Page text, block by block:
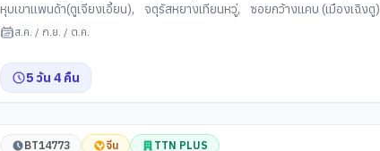
หุบเขาแพนด้า(ตูเจียงเอี้ยน), จตุรัสหยางเทียนหวู่, ซอยกว้างแคบ (เมืองเฉิงตู)
ฟี่ ตูเจียงเยี่ยน , ห้าง SKP
ส.ค. / ก.ย. / ต.ค.
5 วัน 4 คืน
BT14773 จีน TTN PLUS